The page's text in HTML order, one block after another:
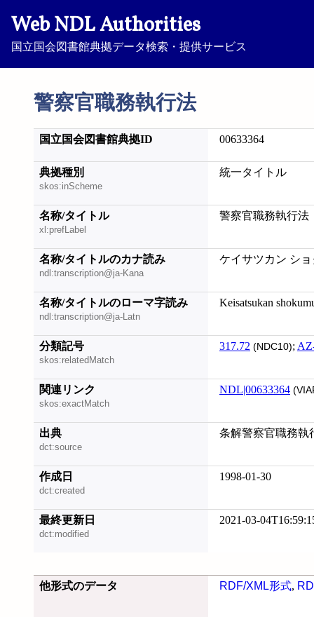
Web NDL Authorities
国立国会図書館典拠データ検索・提供サービス
警察官職務執行法
国立国会図書館典拠ID 00633364
典拠種別
skos:inScheme
統一タイトル
名称/タイトル
xl:prefLabel
警察官職務執行法
名称/タイトルのカナ読み
ndl:transcription@ja-Kana
ケイサツカン シ
名称/タイトルのローマ字読み
ndl:transcription@ja-Latn
Keisatsukan
分類記号
skos:relatedMatch
317.72 (NDC10);
関連リンク
skos:exactMatch
NDL|00633364
出典
dct:source
条解警察官職務執
作成日
dct:created
1998-01-30
最終更新日
dct:modified
2021-03-
他形式のデータ RDF/XML形式,